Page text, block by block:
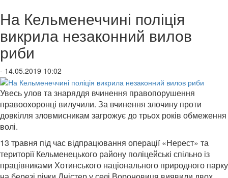
На Кельменеччині поліція
викрила незаконний вилов
риби
- 14.05.2019 10:02
Увесь улов та знаряддя вчинення правопорушення
правоохоронці вилучили. За вчинення злочину проти
довкілля зловмисникам загрожує до трьох років обмеження
волі.
13 травня під час відпрацювання операції «Нерест» та
території Кельменецького району поліцейські спільно із
працівниками Хотинського національного природного парку